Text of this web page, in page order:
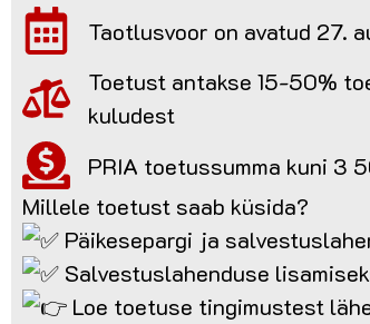
Taotlusvoor on avatud 27.
Toetust antakse 15-50%
kuludest
PRIA toetussumma kuni 3
Millele toetust saab küsida?
Päikesepargi ja
Salvestuslahenduse
Loe toetuse tingimustest